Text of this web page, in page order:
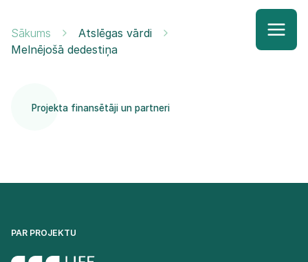
Sākums
Atslēgas vārdi
Melnējošā dedestiņa
Projekta finansētāji un partneri
PAR PROJEKTU